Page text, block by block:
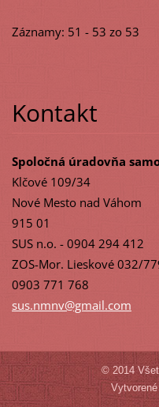
Záznamy: 51 - 53 zo 53
Kontakt
Spoločná úradovňa
Klčové 109/34
Nové Mesto nad Váhom
915 01
SUS n.o. - 0904 294 412
ZOS-Mor. Lieskové 032/
0903 771 768
sus.nmnv@gmail.com
© 2014